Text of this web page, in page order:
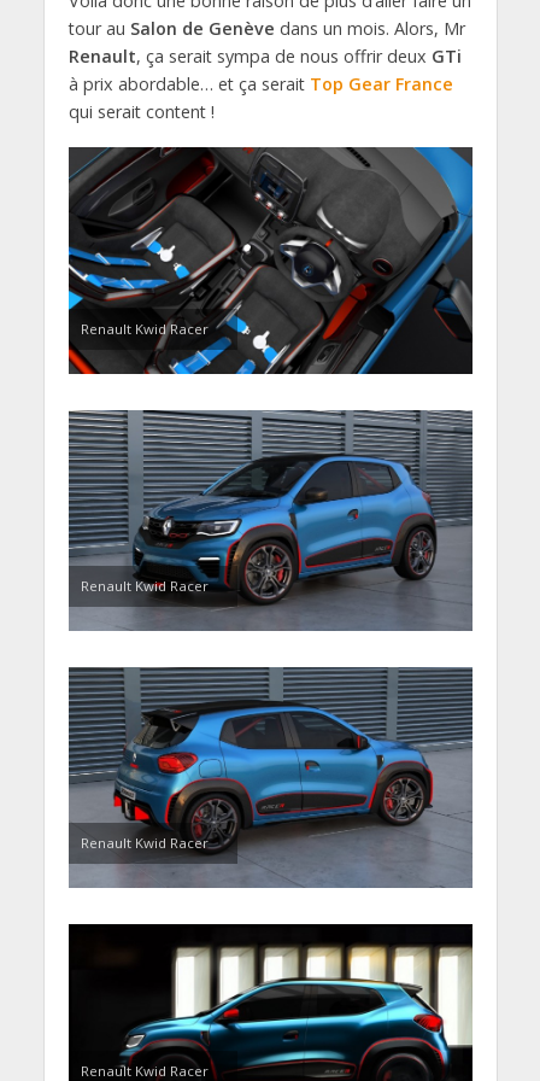
tour au Salon de Genève dans un mois. Alors, Mr
Renault, ça serait sympa de nous offrir deux GTi
à prix abordable… et ça serait Top Gear France
qui serait content !
Renault Kwid Racer
Renault Kwid Racer
Renault Kwid Racer
Renault Kwid Racer